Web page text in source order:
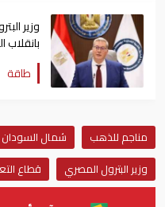
وزير
بانقلاب
طاقة
مناجم للذهب شمال السودان
وزير البترول المصري
قطاع